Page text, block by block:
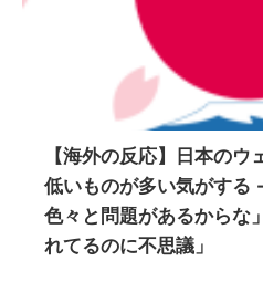
【海外の反応】日本の
低いものが多い気がする
色々と問題があるからな
れてるのに不思議」